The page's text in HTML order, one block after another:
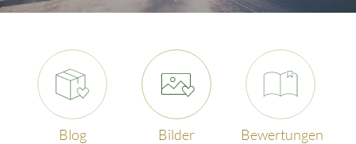
Blog Bilder Bewertungen